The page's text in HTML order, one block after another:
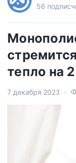
56
тепло на
7 декабря 2023